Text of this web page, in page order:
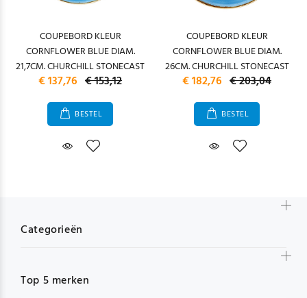
COUPEBORD KLEUR
CORNFLOWER BLUE DIAM.
21,7CM. CHURCHILL STONECAST
€ 137,76 € 153,12
BESTEL
COUPEBORD KLEUR
CORNFLOWER BLUE DIAM.
26CM. CHURCHILL STONECAST
€ 182,76 € 203,04
BESTEL
Categorieën
Top 5 merken